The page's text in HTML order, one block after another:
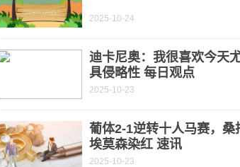
2025-10-24
迪卡尼奥：我很喜欢今天
具侵略性 每日观点
2025-10-23
葡体2-1逆转十人马赛，桑
埃莫森染红 速讯
2025-10-23